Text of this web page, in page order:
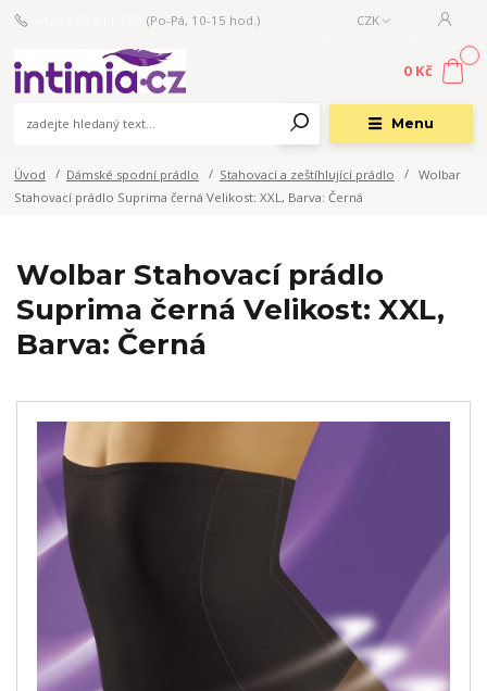
Menu
CZK
(Po-Pá, 10-15 hod.)
0 Kč
Úvod Dámské spodní prádlo Stahovací a zeštíhlující prádlo
Wolbar
Stahovací prádlo Suprima černá Velikost: XXL, Barva: Černá
Wolbar Stahovací prádlo
Suprima černá Velikost: XXL,
Barva: Černá